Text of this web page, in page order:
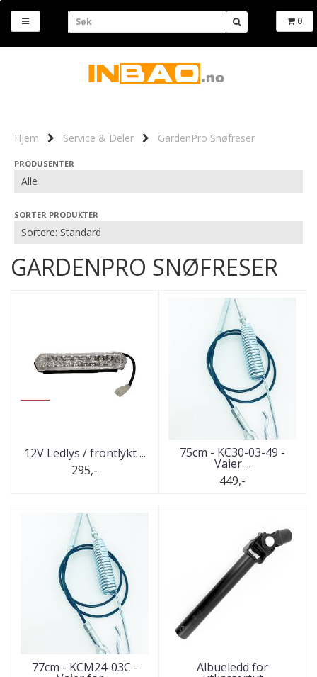
0
Hjem Service & Deler GardenPro Snøfreser
PRODUSENTER
SORTER PRODUKTER
GARDENPRO SNØFRESER
12V Ledlys / frontlykt ...
295,-
75cm - KC30-03-49 -
Vaier ...
449,-
77cm - KCM24-03C - Albueledd for